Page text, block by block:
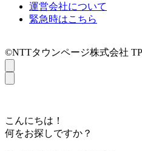
運営会社について
緊急時はこちら
©NTTタウンページ株式会社
こんにちは！
何をお探しですか？